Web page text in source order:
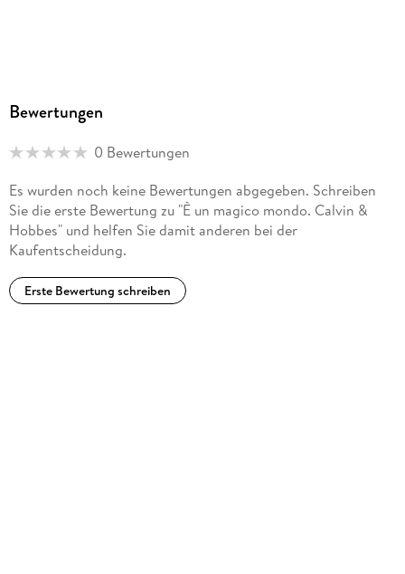
Bewertungen
0 Bewertungen
Es wurden noch keine Bewertungen abgegeben. Schreiben
Sie die erste Bewertung zu "È un magico mondo. Calvin &
Hobbes" und helfen Sie damit anderen bei der
Kaufentscheidung.
Erste Bewertung schreiben